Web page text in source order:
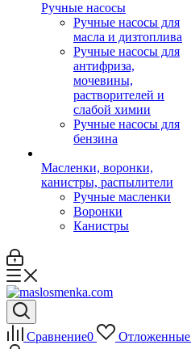
Ручные насосы
Ручные насосы для
масла и дизтоплива
Ручные насосы для
антифриза,
мочевины,
растворителей и
слабой химии
Ручные насосы для
бензина
Масленки, воронки,
канистры, распылители
Ручные масленки
Воронки
Канистры
Сравнение0 Отложенные